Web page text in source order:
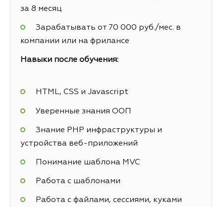
за 8 месяц
Зарабатывать от 70 000 руб./мес. в
компании или на фрилансе
Навыки после обучения:
HTML, CSS и Javascript
Уверенные знания ООП
Знание PHP инфраструктуры и
устройства веб-приложений
Понимание шаблона MVC
Работа с шаблонами
Работа с файлами, сессиями, куками